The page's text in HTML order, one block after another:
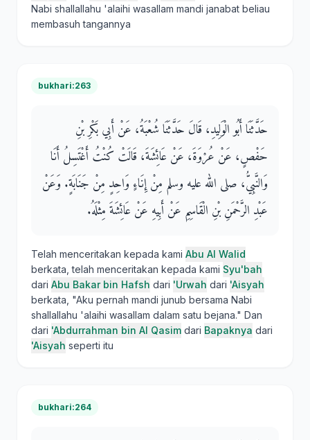
Nabi shallallahu 'alaihi wasallam mandi janabat beliau
membasuh tangannya
bukhari:263
حَدَّثَنَا أَبُو الْوَلِيدِ، قَالَ حَدَّثَنَا شُعْبَةُ، عَنْ أَبِي بَكْرِ بْنِ
حَفْصٍ، عَنْ عُرْوَةَ، عَنْ عَائِشَةَ، قَالَتْ كُنْتُ أَغْتَسِلُ أَنَا
وَالنَّبِيُّ، صلى الله عليه وسلم مِنْ إِنَاءٍ وَاحِدٍ مِنْ جَنَابَةٍ‏.‏ وَعَنْ
عَبْدِ الرَّحْمَنِ بْنِ الْقَاسِمِ عَنْ أَبِيهِ عَنْ عَائِشَةَ مِثْلَهُ‏.‏
Telah menceritakan kepada kami Abu Al Walid
berkata, telah menceritakan kepada kami Syu'bah
dari Abu Bakar bin Hafsh dari 'Urwah dari 'Aisyah
berkata, "Aku pernah mandi junub bersama Nabi
shallallahu 'alaihi wasallam dalam satu bejana." Dan
dari 'Abdurrahman bin Al Qasim dari Bapaknya dari
'Aisyah seperti itu
bukhari:264